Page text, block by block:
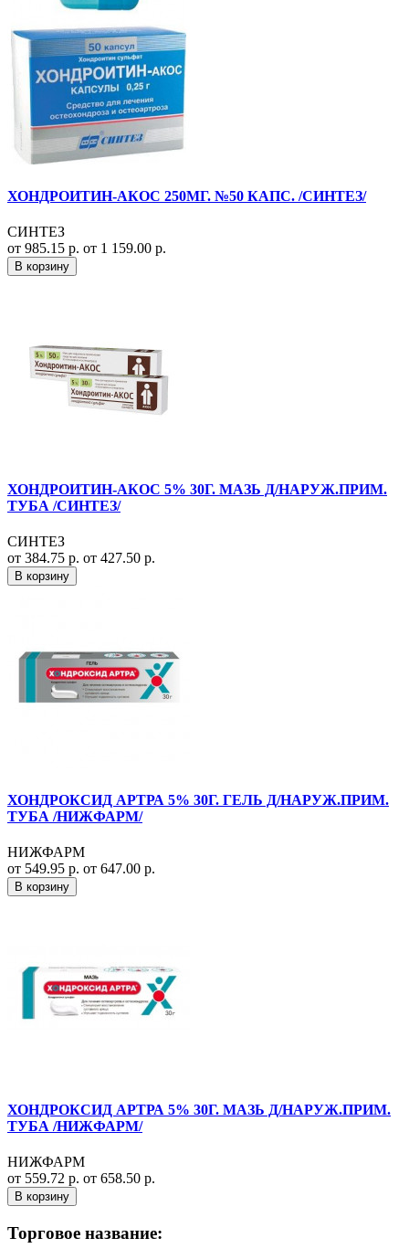
ХОНДРОИТИН-АКОС 250МГ. №50 КАПС. /СИНТЕЗ/
СИНТЕЗ
от 985.15 р. от 1 159.00 р.
В корзину
ХОНДРОИТИН-АКОС 5% 30Г. МАЗЬ Д/НАРУЖ.ПРИМ.
ТУБА /СИНТЕЗ/
СИНТЕЗ
от 384.75 р. от 427.50 р.
В корзину
ХОНДРОКСИД АРТРА 5% 30Г. ГЕЛЬ Д/НАРУЖ.ПРИМ.
ТУБА /НИЖФАРМ/
НИЖФАРМ
от 549.95 р. от 647.00 р.
В корзину
ХОНДРОКСИД АРТРА 5% 30Г. МАЗЬ Д/НАРУЖ.ПРИМ.
ТУБА /НИЖФАРМ/
НИЖФАРМ
от 559.72 р. от 658.50 р.
В корзину
Торговое название: